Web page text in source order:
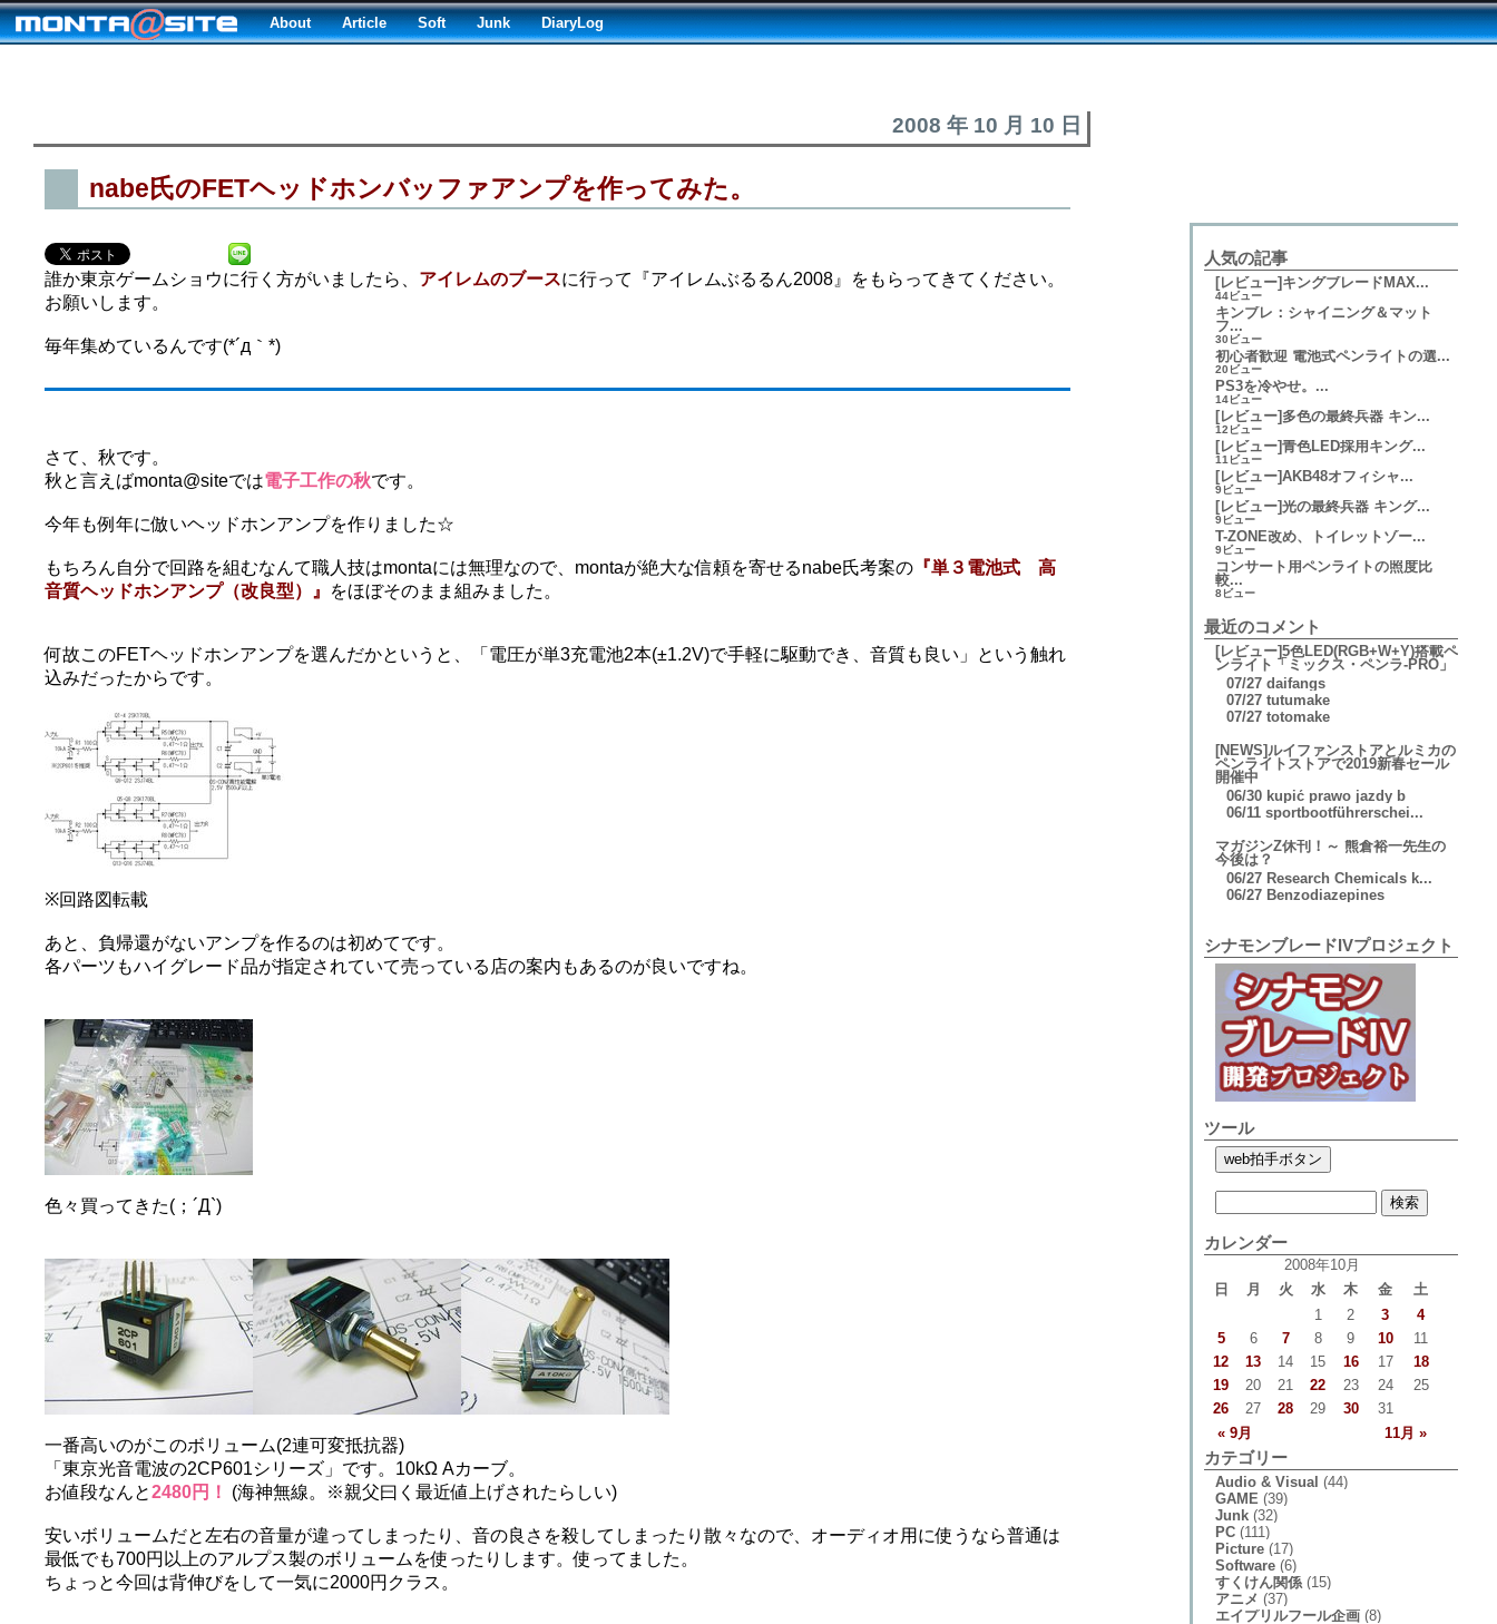
About Article Soft Junk DiaryLog
2008 年 10 月 10 日
nabe氏のFETヘッドホンバッファアンプを作ってみた。
誰か東京ゲームショウに行く方がいましたら、 アイレムのブースに行って『アイレムぶるるん2008』をもらってきてください。
お願いします。
毎年集めているんです(*´д｀*)
さて、秋です。
秋と言えばmonta@siteでは電子工作の秋です。
今年も例年に倣いヘッドホンアンプを作りました☆
もちろん自分で回路を組むなんて職人技はmontaには無理なので、montaが絶大な信頼を寄せるnabe氏考案の 『単３電池式 高
音質ヘッドホンアンプ（改良型）』
をほぼそのまま組みました。
何故このFETヘッドホンアンプを選んだかというと、「電圧が単3充電池2本(±1.2V)で手軽に駆動でき、音質も良い」という触れ
込みだったからです。
※回路図転載
あと、負帰還がないアンプを作るのは初めてです。
各パーツもハイグレード品が指定されていて売っている店の案内もあるのが良いですね。
色々買ってきた(；´Д`)
一番高いのがこのボリューム(2連可変抵抗器)
「東京光音電波の2CP601シリーズ」です。10kΩ Aカーブ。
お値段なんと2480円！ (海神無線。※親父曰く最近値上げされたらしい)
安いボリュームだと左右の音量が違ってしまったり、音の良さを殺してしまったり散々なので、オーディオ用に使うなら普通は
最低でも700円以上のアルプス製のボリュームを使ったりします。使ってました。
ちょっと今回は背伸びをして一気に2000円クラス。
人気の記事
[レビュー]キングブレードMAX...
44ビュー
キンブレ：シャイニング＆マット
フ...
30ビュー
初心者歓迎 電池式ペンライトの選...
20ビュー
PS3を冷やせ。...
14ビュー
[レビュー]多色の最終兵器 キン...
12ビュー
[レビュー]青色LED採用キング...
11ビュー
[レビュー]AKB48オフィシャ...
9ビュー
[レビュー]光の最終兵器 キング...
9ビュー
T-ZONE改め、トイレットゾー...
9ビュー
コンサート用ペンライトの照度比
較...
8ビュー
最近のコメント
[レビュー]5色LED(RGB+W+Y)搭載ペ
ンライト「ミックス・ペンラ-PRO」
07/27 daifangs
07/27 tutumake
07/27 totomake
[NEWS]ルイファンストアとルミカの
ペンライトストアで2019新春セール
開催中
06/30 kupić prawo jazdy b
06/11 sportbootführerschei...
マガジンZ休刊！～ 熊倉裕一先生の
今後は？
06/27 Research Chemicals k...
06/27 Benzodiazepines
シナモンブレードIVプロジェクト
ツール
カレンダー
2008年10月
日
月 火 水 木 金 土
« 9月 11月 »
1 2 3
4
5
6 7 8 9 10
11
12
13 14 15 16 17
18
19
20 21 22 23 24
25
26
27 28 29 30 31
カテゴリー
Audio & Visual (44)
GAME (39)
Junk(32)
PC(111)
Picture(17)
Software(6)
すくけん関係(15)
アニメ (37)
エイプリルフール企画(8)